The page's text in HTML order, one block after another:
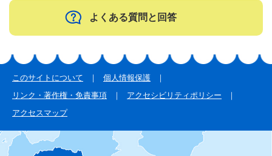
よくある質問と回答
このサイトについて
個人情報保護
リンク・著作権・免責事項
アクセシビリティポリシー
アクセスマップ